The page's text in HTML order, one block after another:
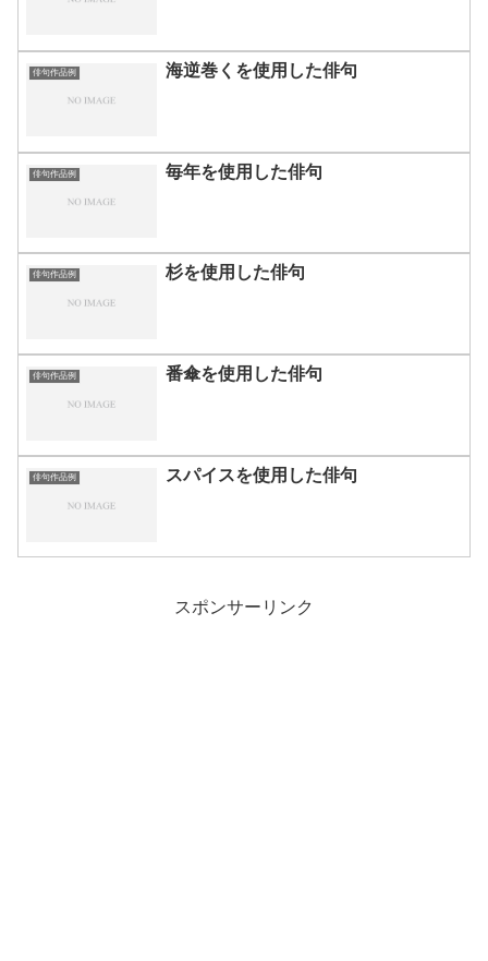
俳句作品例 海逆巻くを使用した俳句
俳句作品例 毎年を使用した俳句
俳句作品例 杉を使用した俳句
俳句作品例 番傘を使用した俳句
俳句作品例 スパイスを使用した俳句
スポンサーリンク